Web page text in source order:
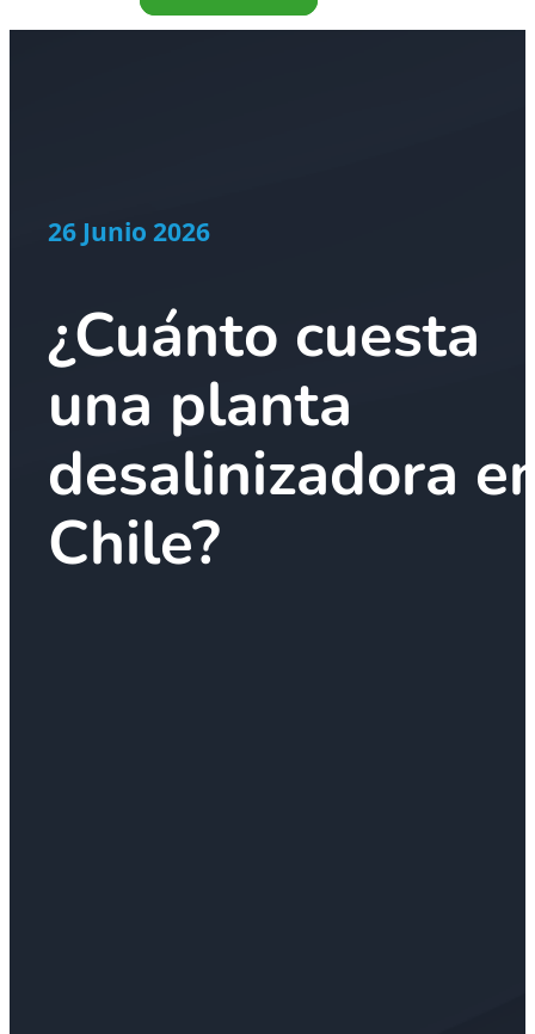
26 Junio 2026
¿Cuánto cuesta
una planta
desalinizadora
Chile?